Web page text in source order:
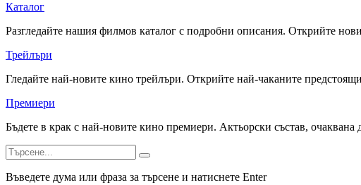
Каталог
Разгледайте нашия филмов каталог с подробни описания. Открийте
Трейлъри
Гледайте най-новите кино трейлъри. Открийте най-чаканите
Премиери
Бъдете в крак с най-новите кино премиери. Актьорски състав, очаквана
Въведете дума или фраза за търсене и натиснете Enter